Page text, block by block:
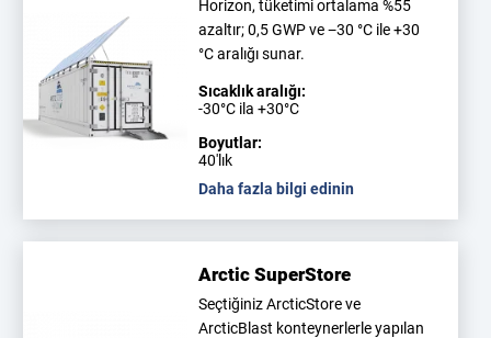
Horizon, tüketimi ortalama %55
azaltır; 0,5 GWP ve −30 °C ile +30
°C aralığı sunar.
Sıcaklık aralığı:
-30°C ila +30°C
Boyutlar:
40'lık
Daha fazla bilgi edinin
Arctic SuperStore
Seçtiğiniz ArcticStore ve
ArcticBlast konteynerlerle yapılan